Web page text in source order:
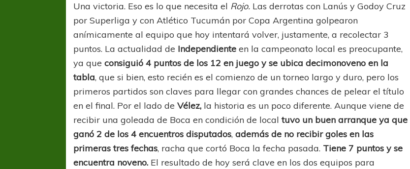
Una victoria. Eso es lo que necesita el Rojo. Las derrotas con Lanús y Godoy Cruz
por Superliga y con Atlético Tucumán por Copa Argentina golpearon
anímicamente al equipo que hoy intentará volver, justamente, a recolectar 3
puntos. La actualidad de Independiente en la campeonato local es preocupante,
ya queconsiguió 4 puntos de los 12 en juego y se ubica decimonoveno en la
tabla, que si bien, esto recién es el comienzo de un torneo largo y duro, pero los
primeros partidos son claves para llegar con grandes chances de pelear el título
en el final. Por el lado deVélez, la historia es un poco diferente. Aunque viene de
recibir una goleada de Boca en condición de localtuvo un buen arranque ya que
ganó 2 de los 4 encuentros disputados,además de no recibir goles en las
primeras tres fechas, racha que cortó Boca la fecha pasada. Tiene 7 puntos y se
encuentra noveno. El resultado de hoy será clave en los dos equipos para